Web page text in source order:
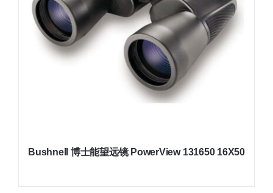
Bushnell 博士能望远镜 PowerView 131650 16X50